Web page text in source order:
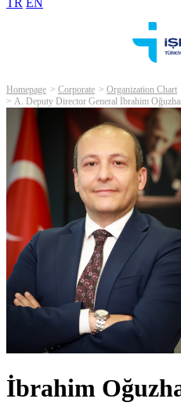
TR EN
Homepage Corporate
Organization Chart
A. Deputy Director General İbrahim
İbrahim